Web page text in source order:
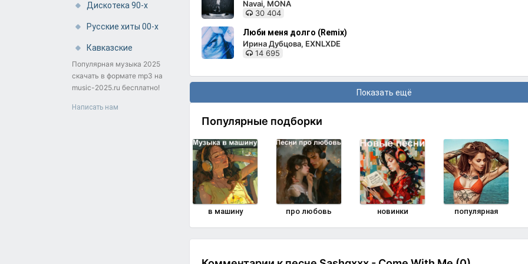
Дискотека 90-х
Русские хиты 00-х
Кавказские
Популярная музыка 2025
скачать в формате mp3 на
music-2025.ru бесплатно!
Написать нам
Navai, MONA
30 404
Люби меня долго (Remix)
Ирина Дубцова, EXNLXDE
14 695
Показать ещё
Популярные подборки
в машину про любовь новинки популярная